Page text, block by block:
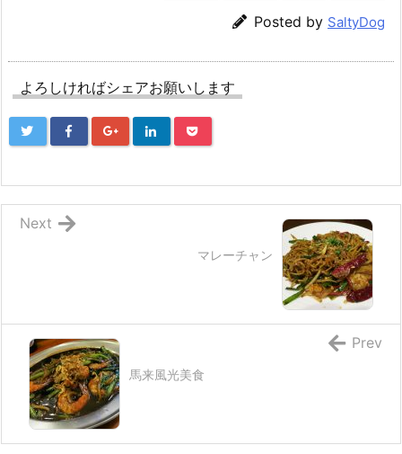
Posted by SaltyDog
よろしければシェアお願いします
マレーチャン
Next
馬来風光美食
Prev